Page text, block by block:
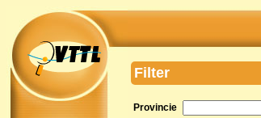
Filter
Provincie